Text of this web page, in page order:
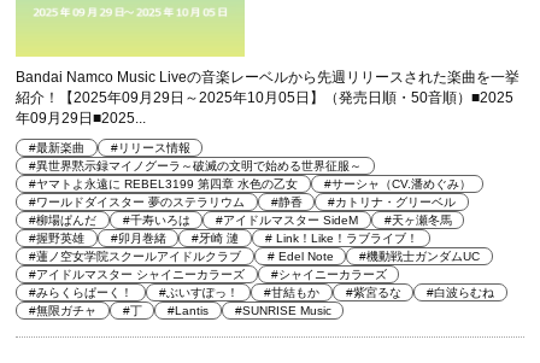
Bandai Namco Music Liveの音楽レーベルから先週リリースされた楽曲を一挙
紹介！【2025年09月29日～2025年10月05日】（発売日順・50音順）■2025
年09月29日■2025...
#最新楽曲
#リリース情報
#異世界黙示録マイノグーラ～破滅の文明で始める世界征服～
#ヤマトよ永遠に REBEL3199 第四章 水色の乙女
#サーシャ（CV.潘めぐみ）
#ワールドダイスター 夢のステラリウム
#静香
#カトリナ・グリーベル
#柳場ぱんだ
#千寿いろは #アイドルマスター SideM
#天ヶ瀬冬馬
#握野英雄
#卯月巻緒 #牙崎 漣
# Link！Like！ラブライブ！
#蓮ノ空女学院スクールアイドルクラブ
# Edel Note
#機動戦士ガンダムUC
#アイドルマスター シャイニーカラーズ
#シャイニーカラーズ
#みらくらぱーく！
#ぶいすぽっ！ #甘結もか #紫宮るな
#白波らむね
#無限ガチャ
#丁 #Lantis #SUNRISE Music